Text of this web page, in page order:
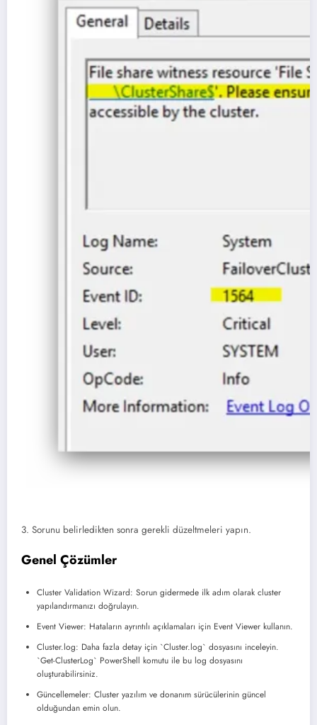
3. Sorunu belirledikten sonra gerekli düzeltmeleri yapın.
Genel Çözümler
Cluster Validation Wizard: Sorun gidermede ilk adım olarak cluster
yapılandırmanızı doğrulayın.
Event Viewer: Hataların ayrıntılı açıklamaları için Event Viewer kullanın.
Cluster.log: Daha fazla detay için `Cluster.log` dosyasını inceleyin.
`Get-ClusterLog` PowerShell komutu ile bu log dosyasını
oluşturabilirsiniz.
Güncellemeler: Cluster yazılım ve donanım sürücülerinin güncel
olduğundan emin olun.